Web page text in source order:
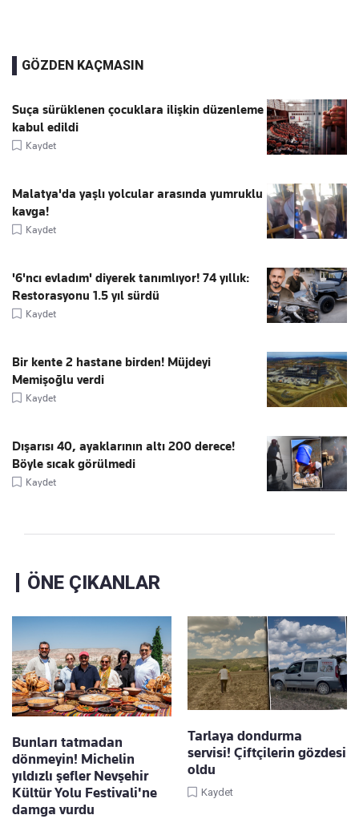
GÖZDEN KAÇMASIN
Suça sürüklenen çocuklara ilişkin düzenleme
kabul edildi
Kaydet
Malatya'da yaşlı yolcular arasında yumruklu
kavga!
Kaydet
'6'ncı evladım' diyerek tanımlıyor! 74 yıllık:
Restorasyonu 1.5 yıl sürdü
Kaydet
Bir kente 2 hastane birden! Müjdeyi
Memişoğlu verdi
Kaydet
Dışarısı 40, ayaklarının altı 200 derece!
Böyle sıcak görülmedi
Kaydet
ÖNE ÇIKANLAR
Bunları tatmadan
dönmeyin! Michelin
yıldızlı şefler Nevşehir
Kültür Yolu Festivali'ne
damga vurdu
Tarlaya dondurma
servisi! Çiftçilerin gözdesi
oldu
Kaydet